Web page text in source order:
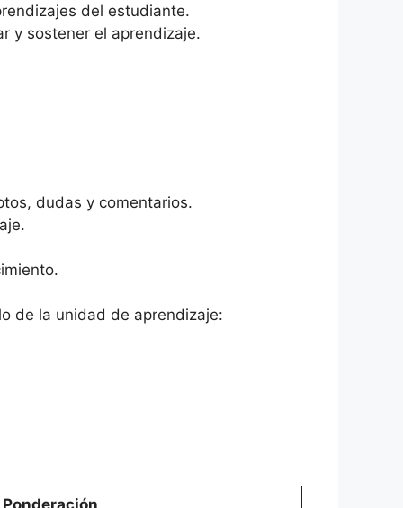
del estudiante.
y sostener el aprendizaje.
dudas y comentarios.
de la unidad de aprendizaje:
Ponderación